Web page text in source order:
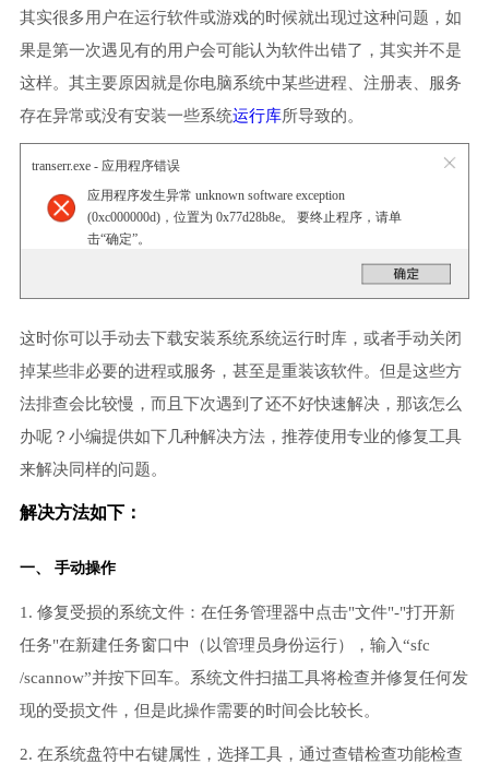
其实很多用户在运行软件或游戏的时候就出现过这种问题，如
果是第一次遇见有的用户会可能认为软件出错了，其实并不是
这样。其主要原因就是你电脑系统中某些进程、注册表、服务
存在异常或没有安装一些系统运行库所导致的。
transerr.exe - 应用程序错误
应用程序发生异常 unknown software exception
(0xc000000d)，位置为 0x77d28b8e。 要终止程序，请单
击“确定”。
这时你可以手动去下载安装系统系统运行时库，或者手动关闭
掉某些非必要的进程或服务，甚至是重装该软件。但是这些方
法排查会比较慢，而且下次遇到了还不好快速解决，那该怎么
办呢？小编提供如下几种解决方法，推荐使用专业的修复工具
来解决同样的问题。
解决方法如下：
一、 手动操作
1. 修复受损的系统文件：在任务管理器中点击"文件"-"打开新
任务"在新建任务窗口中（以管理员身份运行），输入“sfc
/scannow”并按下回车。系统文件扫描工具将检查并修复任何发
现的受损文件，但是此操作需要的时间会比较长。
2. 在系统盘符中右键属性，选择工具，通过查错检查功能检查